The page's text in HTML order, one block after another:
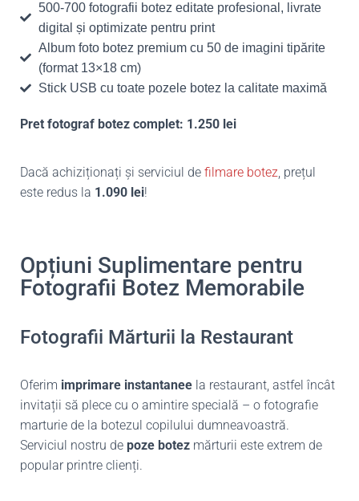
500-700 fotografii botez editate profesional, livrate
digital și optimizate pentru print
Album foto botez premium cu 50 de imagini tipărite
(format 13×18 cm)
Stick USB cu toate pozele botez la calitate maximă
Pret fotograf botez complet: 1.250 lei
Dacă achiziționați și serviciul de filmare botez, prețul
este redus la 1.090 lei!
Opțiuni Suplimentare pentru
Fotografii Botez Memorabile
Fotografii Mărturii la Restaurant
Oferim imprimare instantanee la restaurant, astfel încât
invitații să plece cu o amintire specială – o fotografie
marturie de la botezul copilului dumneavoastră.
Serviciul nostru de poze botez mărturii este extrem de
popular printre clienți.